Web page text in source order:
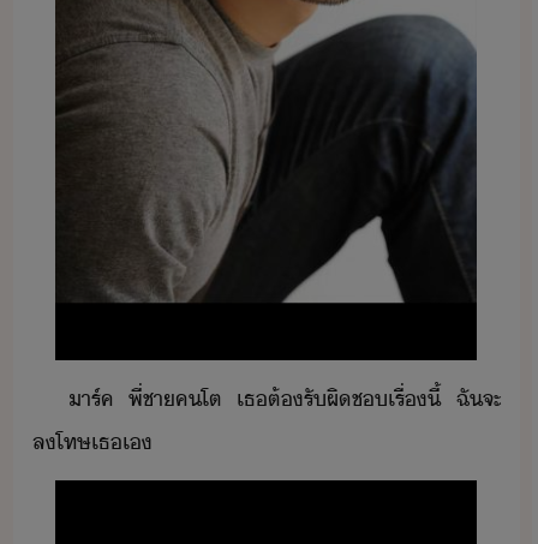
าร์ค​ ​พี่ชา​คโต​ ​เธ​ต้​รัผิช​เรื่​ี้​ ​ฉั​จะ​
ลโทษ​เธ​เ